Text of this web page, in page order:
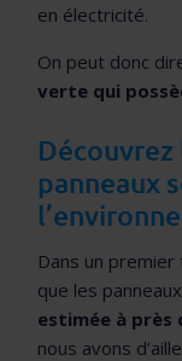
en électricité.
On peut donc
verte qui
panneaux
Dans un
que les
estimée à près
nous avons